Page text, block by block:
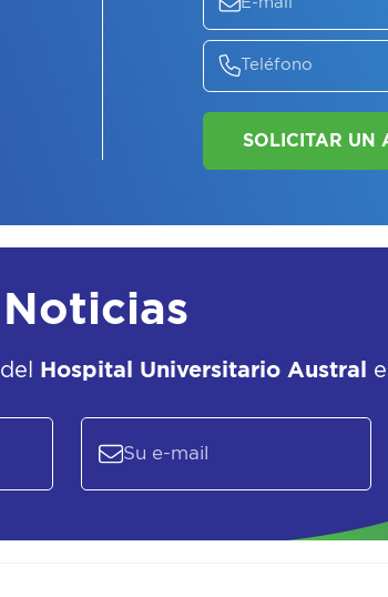
Noticias
del Hospital Universitario Austral